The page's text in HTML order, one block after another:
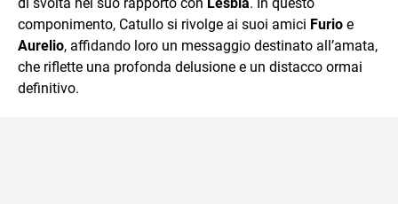
componimento, Catullo si rivolge ai suoi amici Furio e
Aurelio, affidando loro un messaggio destinato all’amata,
che riflette una profonda delusione e un distacco ormai
definitivo.